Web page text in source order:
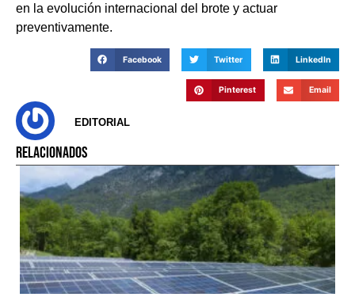
en la evolución internacional del brote y actuar
preventivamente.
Facebook Twitter LinkedIn
Pinterest Email
EDITORIAL
RELACIONADOS